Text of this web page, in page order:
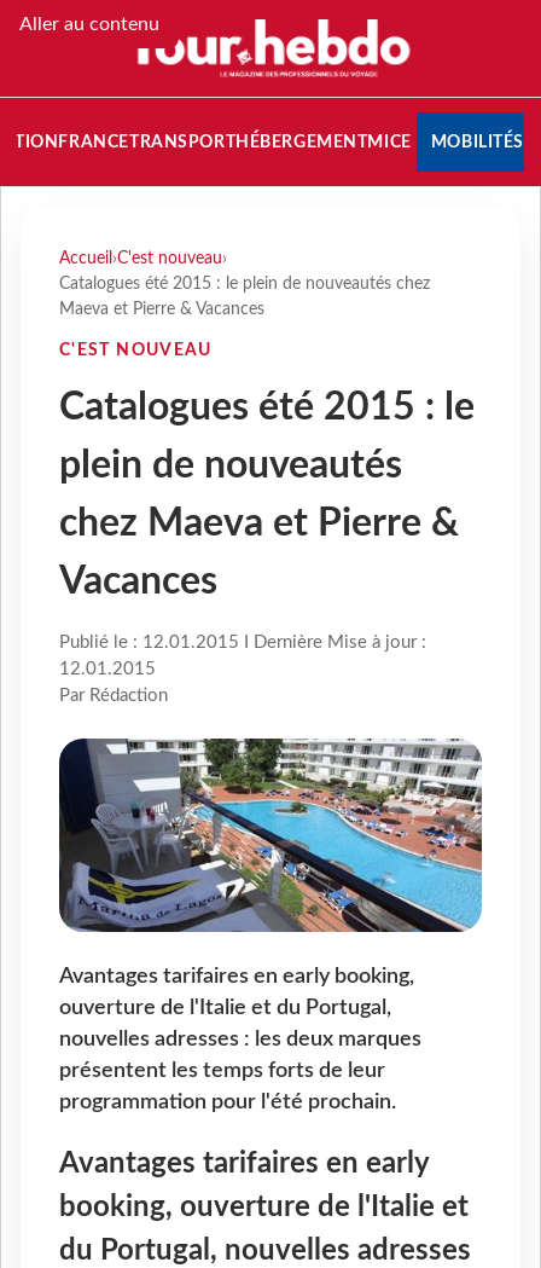
Aller au contenu
FRANCETRANSPORT HÉBERGEMENTMICE MOBILITÉS
Accueil ›C'est nouveau›
Catalogues été 2015 : le plein de nouveautés chez
Maeva et Pierre & Vacances
C'EST NOUVEAU
Catalogues été 2015 : le
plein de nouveautés
chez Maeva et Pierre &
Vacances
Publié le : 12.01.2015 I Dernière Mise à jour :
12.01.2015
Par Rédaction
Avantages tarifaires en early booking,
ouverture de l'Italie et du Portugal,
nouvelles adresses : les deux marques
présentent les temps forts de leur
programmation pour l'été prochain.
Avantages tarifaires en early
booking, ouverture de l'Italie et
du Portugal, nouvelles adresses